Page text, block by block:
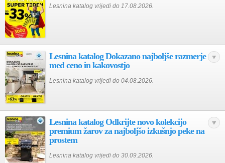
Lesnina katalog vrijedi do 17.08.2026.
Lesnina katalog Dokazano najboljše razmerje
med ceno in kakovostjo
Lesnina katalog vrijedi do 04.08.2026.
Lesnina katalog Odkrijte novo kolekcijo
premium žarov za najboljšo izkušnjo peke na
prostem
Lesnina katalog vrijedi do 30.09.2026.